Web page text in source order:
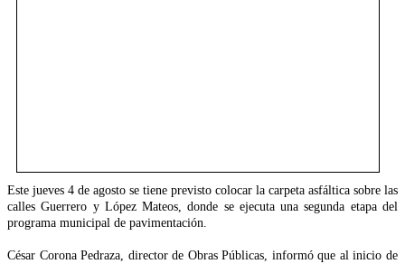
Este jueves 4 de agosto se tiene previsto colocar la carpeta asfáltica sobre las
calles Guerrero y López Mateos, donde se ejecuta una segunda etapa del
programa municipal de pavimentación.
César Corona Pedraza, director de Obras Públicas, informó que al inicio de